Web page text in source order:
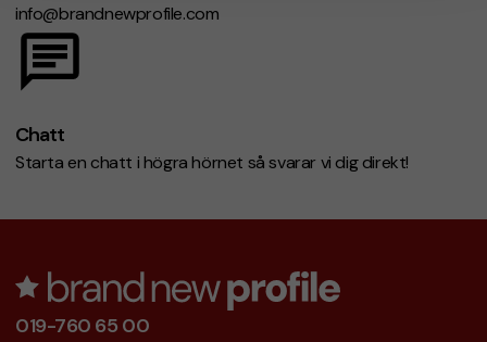
info@brandnewprofile.com
Chatt
Starta en chatt i högra hörnet så svarar vi dig direkt!
019-760 65 00